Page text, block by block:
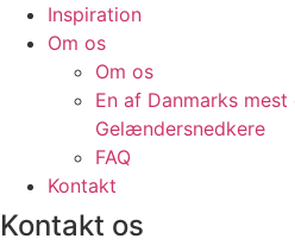
Inspiration
Om os
Om os
En af Danmarks
Gelændersnedkere
FAQ
Kontakt
Kontakt os